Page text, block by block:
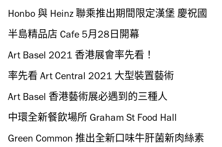
Honbo 與 Heinz 聯乘推出期間限定漢堡 慶祝國
際漢堡日
半島精品店 Cafe 5月28日開幕
Art Basel 2021 香港展會率先看！
率先看 Art Central 2021 大型裝置藝術
Art Basel 香港藝術展必遇到的三種人
中環全新餐飲場所 Graham St Food Hall
Green Common 推出全新口味牛肝菌新肉絲素